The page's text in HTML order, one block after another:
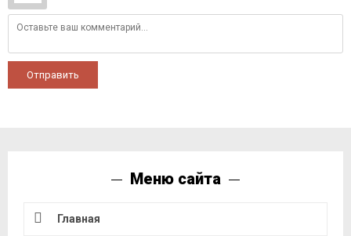
Отправить
Меню сайта
Главная